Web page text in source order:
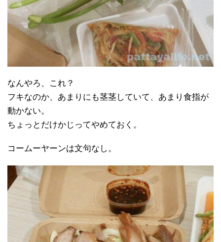
なんやろ、これ？
フキなのか、あまりにも茎茎していて、あまり食指が
動かない。
ちょっとだけかじってやめておく。
コームーヤーンは文句なし。